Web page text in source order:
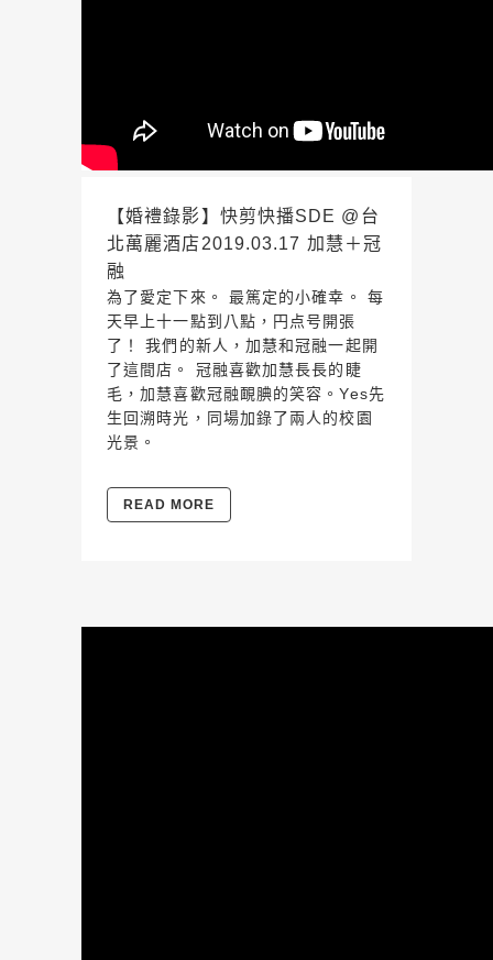
【婚禮錄影】快剪快播SDE @台
北萬麗酒店2019.03.17 加慧＋冠
融
為了愛定下來。 最篤定的小確幸。 每
天早上十一點到八點，円点号開張
了！ 我們的新人，加慧和冠融一起開
了這間店。 冠融喜歡加慧長長的睫
毛，加慧喜歡冠融靦腆的笑容。Yes先
生回溯時光，同場加錄了兩人的校園
光景。
READ MORE